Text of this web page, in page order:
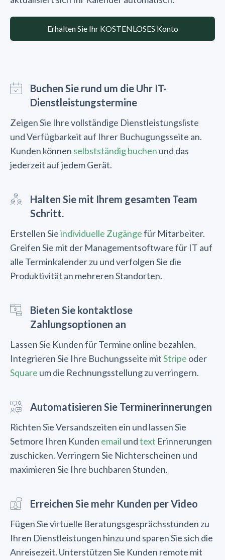
Erhalten Sie Ihr KOSTENLOSES Konto
Buchen Sie rund um die Uhr IT-
Dienstleistungstermine
Zeigen Sie Ihre vollständige Dienstleistungsliste
und Verfügbarkeit auf Ihrer Buchugungsseite an.
Kunden können selbstständig buchen und das
jederzeit auf jedem Gerät.
Halten Sie mit Ihrem gesamten Team
Schritt.
Erstellen Sieindividuelle Zugängefür Mitarbeiter.
Greifen Sie mit der Managementsoftware für IT auf
alle Terminkalender zu und verfolgen Sie die
Produktivität an mehreren Standorten.
Bieten Sie kontaktlose
Zahlungsoptionen an
Lassen Sie Kunden für Termine online bezahlen.
Integrieren Sie Ihre Buchungsseite mitStripe oder
Square um die Rechnungsstellung zu verringern.
Automatisieren Sie Terminerinnerungen
Richten Sie Versandszeiten ein und lassen Sie
Setmore Ihren Kunden email undtext Erinnerungen
zuschicken. Verringern Sie Nichterscheinen und
maximieren Sie Ihre buchbaren Stunden.
Erreichen Sie mehr Kunden per Video
Fügen Sie virtuelle Beratungsgesprächsstunden zu
Ihren Dienstleistungen hinzu und sparen Sie sich die
Anreisezeit. Unterstützen Sie Kunden remote mit